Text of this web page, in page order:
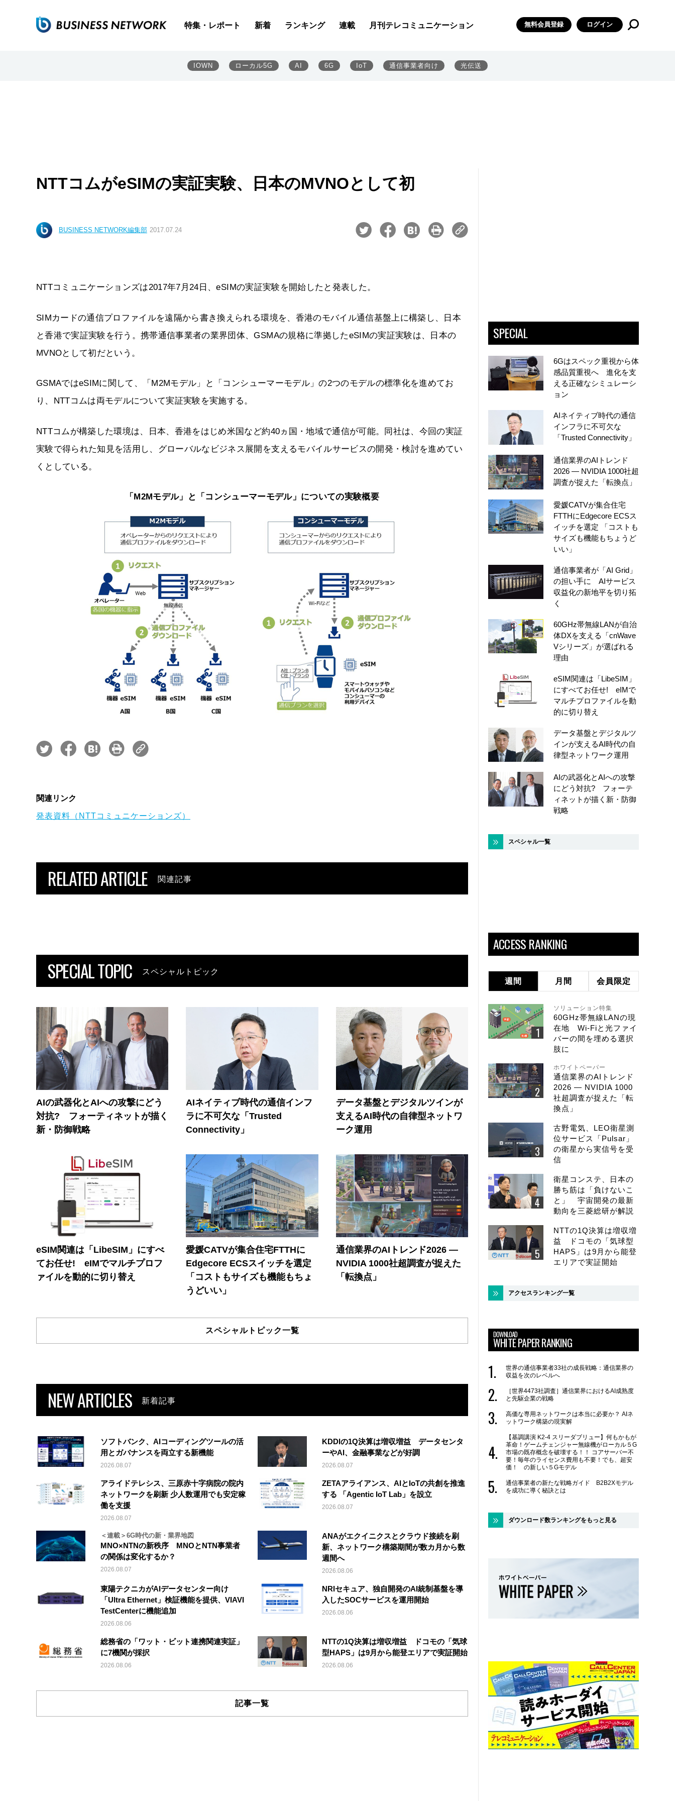
特集・レポート 新着 ランキング 連載 月刊テレコミュニケーション 無料会員登録 ログイン
IOWN ローカル5G AI 6G IoT 通信事業者向け 光伝送
NTTコムがeSIMの実証実験、日本のMVNOとして初
BUSINESS NETWORK編集部 2017.07.24
NTTコミュニケーションズは2017年7月24日、eSIMの実証実験を開始したと発表した。
SIMカードの通信プロファイルを遠隔から書き換えられる環境を、香港のモバイル通信基盤上に構築し、日本
と香港で実証実験を行う。携帯通信事業者の業界団体、GSMAの規格に準拠したeSIMの実証実験は、日本の
MVNOとして初だという。
GSMAではeSIMに関して、「M2Mモデル」と「コンシューマーモデル」の2つのモデルの標準化を進めてお
り、NTTコムは両モデルについて実証実験を実施する。
NTTコムが構築した環境は、日本、香港をはじめ米国など約40ヵ国・地域で通信が可能。同社は、今回の実証
実験で得られた知見を活用し、グローバルなビジネス展開を支えるモバイルサービスの開発・検討を進めてい
くとしている。
「M2Mモデル」と「コンシューマーモデル」についての実験概要
関連リンク
発表資料（NTTコミュニケーションズ）
RELATED ARTICLE 関連記事
SPECIAL TOPIC スペシャルトピック
AIの武器化とAIへの攻撃にどう
対抗? フォーティネットが描く
新・防御戦略
AIネイティブ時代の通信インフ
ラに不可欠な「Trusted
Connectivity」
データ基盤とデジタルツインが
支えるAI時代の自律型ネットワ
ーク運用
eSIM関連は「LibeSIM」にすべ
てお任せ! eIMでマルチプロフ
ァイルを動的に切り替え
愛媛CATVが集合住宅FTTHに
Edgecore ECSスイッチを選定
「コストもサイズも機能もちょ
うどいい」
通信業界のAIトレンド2026 ―
NVIDIA 1000社超調査が捉えた
「転換点」
スペシャルトピック一覧
NEW ARTICLES 新着記事
ソフトバンク、AIコーディングツールの活
用とガバナンスを両立する新機能
2026.08.07
KDDIの1Q決算は増収増益 データセンタ
ーやAI、金融事業などが好調
2026.08.07
アライドテレシス、三原赤十字病院の院内
ネットワークを刷新 少人数運用でも安定稼
働を支援
2026.08.07
ZETAアライアンス、AIとIoTの共創を推進
する 「Agentic IoT Lab」を設立
2026.08.07
＜連載＞6G時代の新・業界地図
MNO×NTNの新秩序 MNOとNTN事業者
の関係は変化するか？
2026.08.07
ANAがエクイニクスとクラウド接続を刷
新、ネットワーク構築期間が数カ月から数
週間へ
2026.08.06
東陽テクニカがAIデータセンター向け
「Ultra Ethernet」検証機能を提供、VIAVI
TestCenterに機能追加
2026.08.06
NRIセキュア、独自開発のAI統制基盤を導
入したSOCサービスを運用開始
2026.08.06
総務省の「ワット・ビット連携関連実証」
に7機関が採択
2026.08.06
NTTの1Q決算は増収増益 ドコモの「気球
型HAPS」は9月から能登エリアで実証開始
2026.08.06
記事一覧
SPECIAL
6Gはスペック重視から体
感品質重視へ 進化を支
える正確なシミュレーシ
ョン
AIネイティブ時代の通信
インフラに不可欠な
「Trusted Connectivity」
通信業界のAIトレンド
2026 ― NVIDIA 1000社超
調査が捉えた「転換点」
愛媛CATVが集合住宅
FTTHにEdgecore ECSス
イッチを選定 「コストも
サイズも機能もちょうど
いい」
通信事業者が「AI Grid」
の担い手に AIサービス
収益化の新地平を切り拓
く
60GHz帯無線LANが自治
体DXを支える「cnWave
Vシリーズ」が選ばれる
理由
eSIM関連は「LibeSIM」
にすべてお任せ! eIMで
マルチプロファイルを動
的に切り替え
データ基盤とデジタルツ
インが支えるAI時代の自
律型ネットワーク運用
AIの武器化とAIへの攻撃
にどう対抗? フォーテ
ィネットが描く新・防御
戦略
スペシャル一覧
ACCESS RANKING
週間 月間 会員限定
ソリューション特集
60GHz帯無線LANの現
在地 Wi-Fiと光ファイ
バーの間を埋める選択
肢に
ホワイトペーパー
通信業界のAIトレンド
2026 ― NVIDIA 1000
社超調査が捉えた「転
換点」
古野電気、LEO衛星測
位サービス「Pulsar」
の衛星から実信号を受
信
衛星コンステ、日本の
勝ち筋は「負けないこ
と」 宇宙開発の最新
動向を三菱総研が解説
NTTの1Q決算は増収増
益 ドコモの「気球型
HAPS」は9月から能登
エリアで実証開始
アクセスランキング一覧
DOWNLOAD
WHITE PAPER RANKING
世界の通信事業者33社の成長戦略：通信業界の
収益を次のレベルへ
［世界4473社調査］通信業界におけるAI成熟度
と先駆企業の戦略
高価な専用ネットワークは本当に必要か？ AIネ
ットワーク構築の現実解
【基調講演 K2-4 スリーダブリュー】何もかもが
革命！ゲームチェンジャー無線機がローカル５G
市場の既存概念を破壊する！！ コアサーバー不
要！毎年のライセンス費用も不要！でも、超安
価！ の新しい５Gモデル
通信事業者の新たな戦略ガイド B2B2Xモデル
を成功に導く秘訣とは
ダウンロード数ランキングをもっと見る